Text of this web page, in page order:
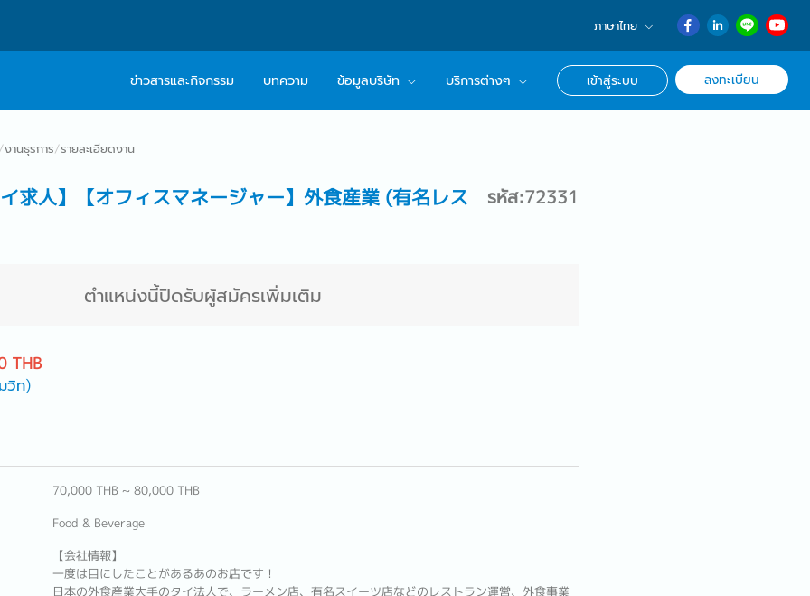
ภาษาไทย
English
日本語
ข่าวสารและกิจกรรม บทความ ข้อมูลบริษัท บริการต่างๆ เข้าสู่ระบบ ลงทะเบียน
/งานธุรการ/รายละเอียดงาน
求人】【オフィスマネージャー】外食産業 (有名レス
รหัส:72331
ตำแหน่งนี้ปิดรับผู้สมัครเพิ่มเติม
THB
วิท)
70,000 THB ~ 80,000 THB
Food & Beverage
【会社情報】
一度は目にしたことがあるあのお店です！
日本の外食産業大手のタイ法人で、ラーメン店、有名スイーツ店などのレストラン運営、外食事業